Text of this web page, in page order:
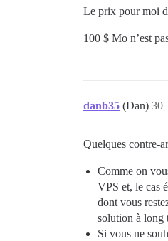
Le prix pour moi
100 $ Mo n’est
danb35 (Dan) 30
Quelques contre-
Comme on
VPS et, le cas
dont vous
solution à long
Si vous ne